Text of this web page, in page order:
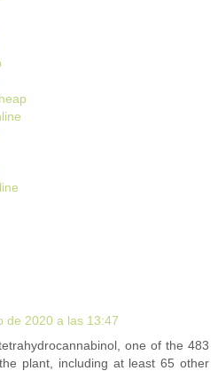
de 2020 a las 13:47
one of the 483
plant, including at least 65 other